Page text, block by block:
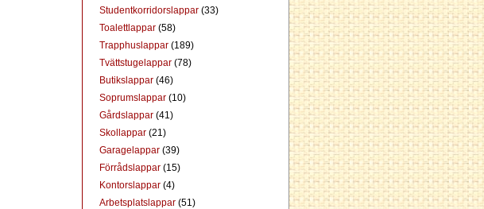
Studentkorridorslappar (33)
Toalettlappar (58)
Trapphuslappar (189)
Tvättstugelappar (78)
Butikslappar (46)
Soprumslappar (10)
Gårdslappar (41)
Skollappar (21)
Garagelappar (39)
Förrådslappar (15)
Kontorslappar (4)
Arbetsplatslappar (51)